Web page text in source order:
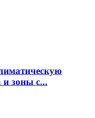
зоны с...